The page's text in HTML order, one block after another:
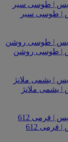
| طوسی سیر
| طوسی روشن
| یشمی ملانژ
612